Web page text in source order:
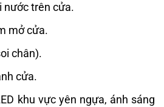
nước trên cửa.
mở cửa.
chân).
cửa.
khu vực yên ngựa, ánh sáng